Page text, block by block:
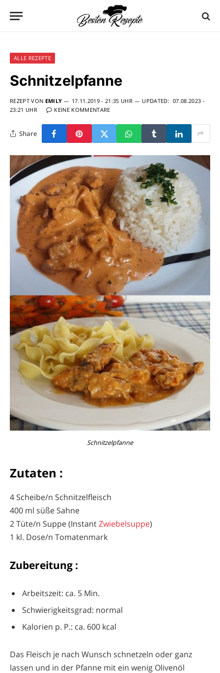
ALLE REZEPTE
Schnitzelpfanne
REZEPT VON EMILY 17.11.2019 - 21:35 UHR UPDATED: 07.08.2023 -
23:21 UHR
KEINE KOMMENTARE
Share
Schnitzelpfanne
Zutaten :
4 Scheibe/n Schnitzelfleisch
400 ml süße Sahne
2 Tüte/n Suppe (InstantZwiebelsuppe)
1 kl. Dose/n Tomatenmark
Zubereitung :
Arbeitszeit: ca. 5 Min.
Schwierigkeitsgrad: normal
Kalorien p. P.: ca. 600 kcal
Das Fleisch je nach Wunsch schnetzeln oder ganz
lassen und in der Pfanne mit ein wenig Olivenöl